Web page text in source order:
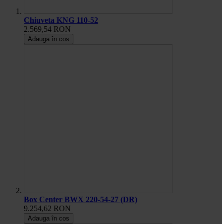
Chiuveta KNG 110-52
2.569,54 RON
Adauga în cos
Box Center BWX 220-54-27 (DR)
9.254,62 RON
Adauga în cos